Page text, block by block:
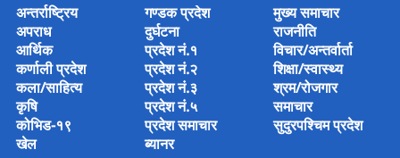
अन्तर्राष्ट्रिय
अपराध
आर्थिक
कर्णाली प्रदेश
कला/साहित्य
कृषि
कोभिड-१९
खेल
गण्डक प्रदेश
दुर्घटना
प्रदेश नं.१
प्रदेश नं.२
प्रदेश नं.३
प्रदेश नं.५
प्रदेश समाचार
ब्यानर
मुख्य समाचार
राजनीति
विचार/अन्तर्वार्ता
शिक्षा/स्वास्थ्य
श्रम/रोजगार
समाचार
सुदुरपश्चिम प्रदेश